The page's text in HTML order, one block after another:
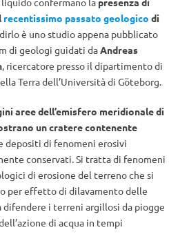
recentissimo passato geologico di
è uno studio appena pubblicato
di geologi guidati daAndreas
, ricercatore presso il dipartimento di
Terra dell’Università di Göteborg.
aree dell’emisfero meridionale di
un cratere contenente
depositi di fenomeni erosivi
conservati. Si tratta di fenomeni
di erosione del terreno che si
per effetto di dilavamento delle
difendere i terreni argillosi da piogge
di acqua in tempi